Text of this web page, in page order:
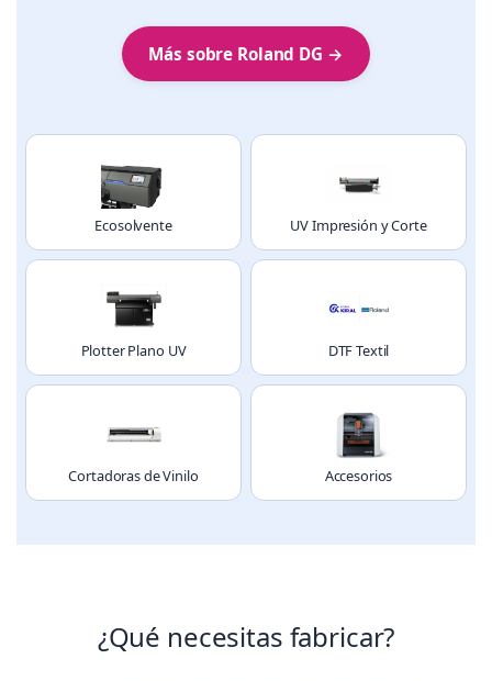
Más sobre Roland DG →
Ecosolvente UV Impresión y Corte
Plotter Plano UV DTF Textil
Cortadoras de Vinilo Accesorios
¿Qué necesitas fabricar?